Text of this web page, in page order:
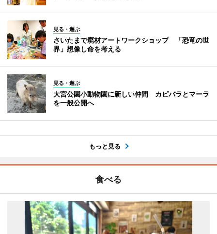
見る・遊ぶ
さいたまで廃材アートワークショップ 「恐竜の世
界」想像し命を考える
見る・遊ぶ
大宮公園小動物園に新しい仲間 カピバラとマーラ
を一般公開へ
もっと見る
食べる